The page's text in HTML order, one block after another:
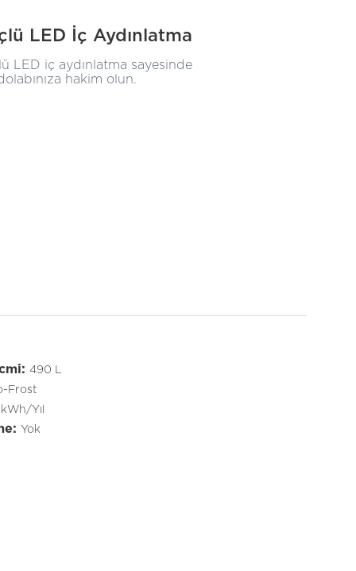
LED İç Aydınlatma
LED iç aydınlatma sayesinde
hakim olun.
490 L
Frost
Yıl
Yok